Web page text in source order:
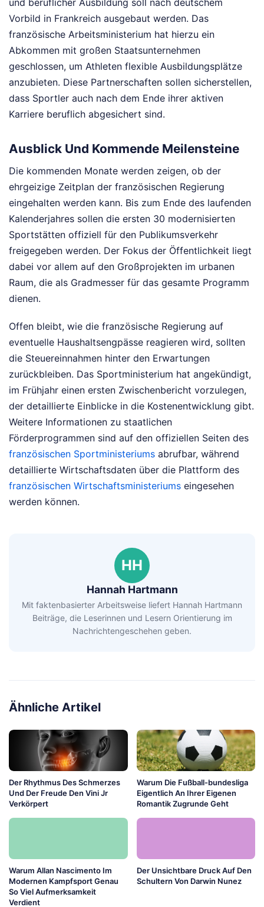
und beruflicher Ausbildung soll nach deutschem
Vorbild in Frankreich ausgebaut werden. Das
französische Arbeitsministerium hat hierzu ein
Abkommen mit großen Staatsunternehmen
geschlossen, um Athleten flexible Ausbildungsplätze
anzubieten. Diese Partnerschaften sollen sicherstellen,
dass Sportler auch nach dem Ende ihrer aktiven
Karriere beruflich abgesichert sind.
Ausblick Und Kommende Meilensteine
Die kommenden Monate werden zeigen, ob der
ehrgeizige Zeitplan der französischen Regierung
eingehalten werden kann. Bis zum Ende des laufenden
Kalenderjahres sollen die ersten 30 modernisierten
Sportstätten offiziell für den Publikumsverkehr
freigegeben werden. Der Fokus der Öffentlichkeit liegt
dabei vor allem auf den Großprojekten im urbanen
Raum, die als Gradmesser für das gesamte Programm
dienen.
Offen bleibt, wie die französische Regierung auf
eventuelle Haushaltsengpässe reagieren wird, sollten
die Steuereinnahmen hinter den Erwartungen
zurückbleiben. Das Sportministerium hat angekündigt,
im Frühjahr einen ersten Zwischenbericht vorzulegen,
der detaillierte Einblicke in die Kostenentwicklung gibt.
Weitere Informationen zu staatlichen
Förderprogrammen sind auf den offiziellen Seiten des
französischen Sportministeriums abrufbar, während
detaillierte Wirtschaftsdaten über die Plattform des
französischen Wirtschaftsministeriums eingesehen
werden können.
HH
Hannah Hartmann
Mit faktenbasierter Arbeitsweise liefert Hannah Hartmann
Beiträge, die Leserinnen und Lesern Orientierung im
Nachrichtengeschehen geben.
Ähnliche Artikel
Der Rhythmus Des Schmerzes
Und Der Freude Den Vini Jr
Verkörpert
Warum Die Fußball-bundesliga
Eigentlich An Ihrer Eigenen
Romantik Zugrunde Geht
Warum Allan Nascimento Im
Modernen Kampfsport Genau
So Viel Aufmerksamkeit
Verdient
Der Unsichtbare Druck Auf Den
Schultern Von Darwin Nunez